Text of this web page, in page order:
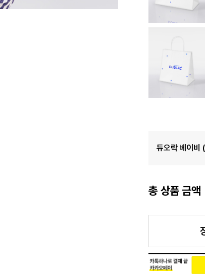
듀오락 베이비
총 상품 금액